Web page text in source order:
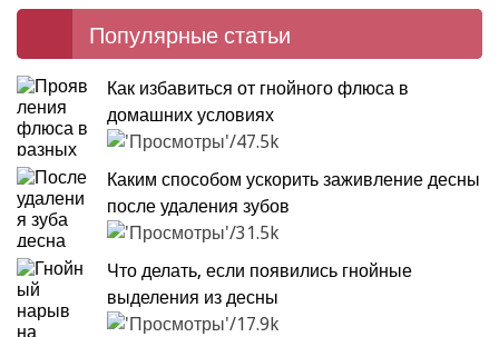
Популярные статьи
Как избавиться от гнойного флюса в
домашних условиях
47.5k
Каким способом ускорить заживление десны
после удаления зубов
31.5k
Что делать, если появились гнойные
выделения из десны
17.9k